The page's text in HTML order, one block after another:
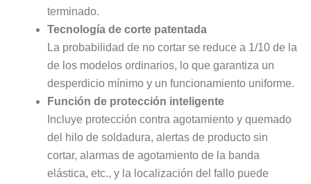
terminado.
Tecnología de corte patentada
La probabilidad de no cortar se reduce a 1/10 de la
de los modelos ordinarios, lo que garantiza un
desperdicio mínimo y un funcionamiento uniforme.
Función de protección inteligente
Incluye protección contra agotamiento y quemado
del hilo de soldadura, alertas de producto sin
cortar, alarmas de agotamiento de la banda
elástica, etc., y la localización del fallo puede